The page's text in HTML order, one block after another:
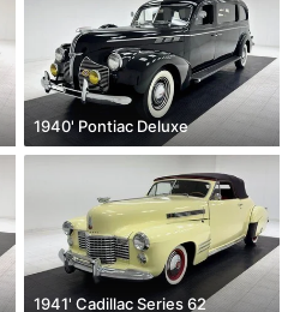
1940' Pontiac Deluxe
1941' Cadillac Series 62